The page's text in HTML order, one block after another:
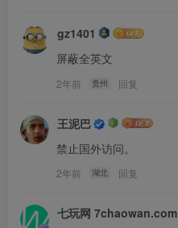
gz1401
屏蔽全英文
2年前 贵州 回复
王泥巴
禁止国外访问。
2年前 湖北 回复
七玩网 7chaowan.com